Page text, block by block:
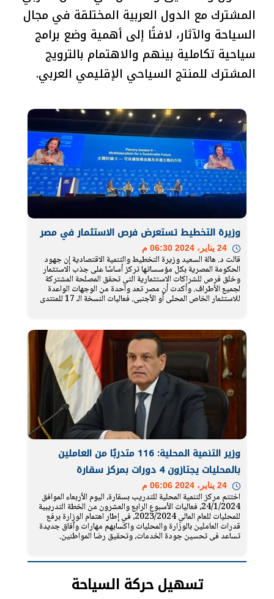
المشترك مع الدول العربية المختلقة في مجال
السياحة والآثار، لافتًا إلى أهمية وضع برامج
سياحية تكاملية بينهم والاهتمام بالترويج
المشترك للمنتج السياحي الإقليمي العربي.
وزيرة التخطيط تستعرض فرص الاستثمار في مصر
قالت د. هالة السعيد وزيرة التخطيط والتنمية الاقتصادية إن جهود
الحكومة المصرية بكل مؤسساتها تركز أساسًا على جذب الاستثمار
وخلق فرص للشراكات الاستثمارية التي تحقق المصلحة المشتركة
لجميع الأطراف. وأكدت أن مصر تعد واحدة من الوجهات الواعدة
للاستثمار الخاص المحلي أو الأجنبي. فعاليات النسخة الـ 17 للمنتدى
وزير التنمية المحلية: 116 متدربًا من العاملين
بالمحليات يجتازون 4 دورات بمركز سقارة
اختتم مركز التنمية المحلية للتدريب بسقارة، اليوم الأربعاء الموافق
24/1/2024، فعاليات الأسبوع الرابع والعشرون من الخطة التدريبية
للمحليات للعام المالي 2023/2024، في إطار اهتمام الوزارة برفع
قدرات العاملين بالوزارة والمحليات واكسابهم مهارات وآفاق جديدة
تساعد في تحسين جودة الخدمات، وتحقيق رضا المواطنين.
تسهيل حركة السياحة